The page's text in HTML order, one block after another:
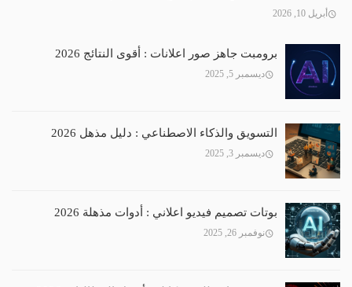
أبريل 10, 2026
برومبت جاهز صور اعلانات : أقوى النتائج 2026
ديسمبر 5, 2025
التسويق والذكاء الاصطناعي : دليل مذهل 2026
ديسمبر 3, 2025
بوتات تصميم فيديو اعلاني : أدوات مذهلة 2026
نوفمبر 26, 2025